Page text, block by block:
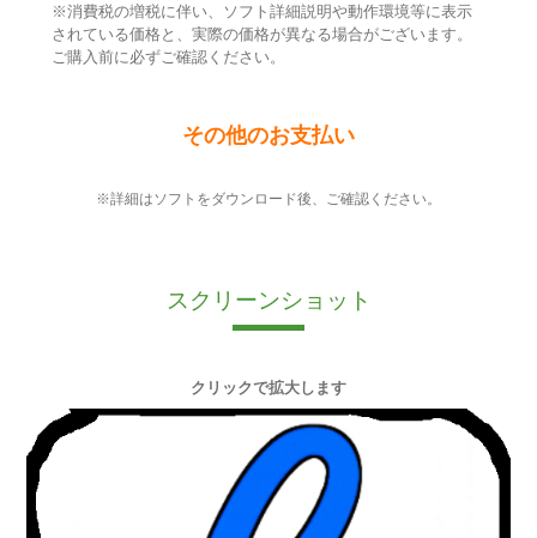
※消費税の増税に伴い、ソフト詳細説明や動作環境等に表示
されている価格と、実際の価格が異なる場合がございます。
ご購入前に必ずご確認ください。
その他のお支払い
※詳細はソフトをダウンロード後、ご確認ください。
スクリーンショット
クリックで拡大します